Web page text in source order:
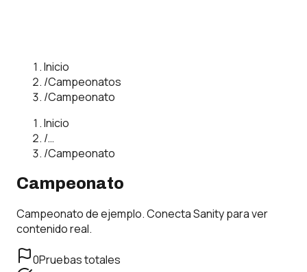
Inicio
/Campeonatos
/Campeonato
Inicio
/…
/Campeonato
Campeonato
Campeonato de ejemplo. Conecta Sanity para ver
contenido real.
0Pruebas totales